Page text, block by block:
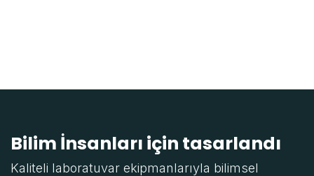
Bilim İnsanları için tasarlandı
Kaliteli laboratuvar ekipmanlarıyla bilimsel